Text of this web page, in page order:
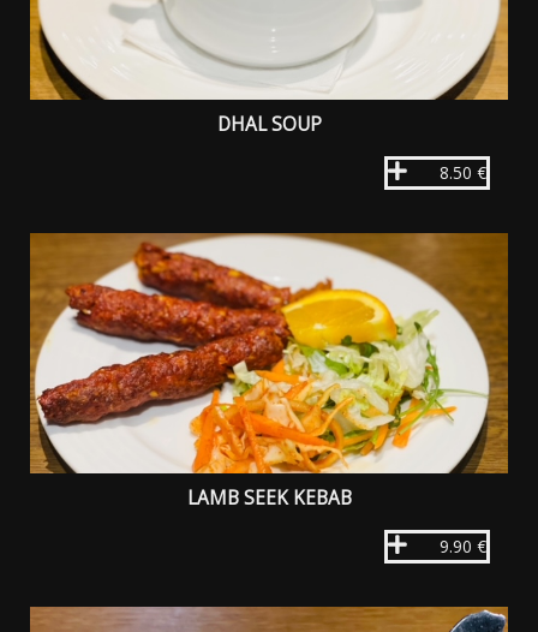
DHAL SOUP
8.50 €
LAMB SEEK KEBAB
9.90 €